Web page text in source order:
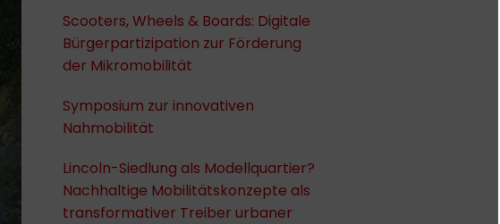
Scooters, Wheels & Boards: Digitale
Bürgerpartizipation zur Förderung
der Mikromobilität
Symposium zur innovativen
Nahmobilität
Lincoln-Siedlung als Modellquartier?
Nachhaltige Mobilitätskonzepte als
transformativer Treiber urbaner